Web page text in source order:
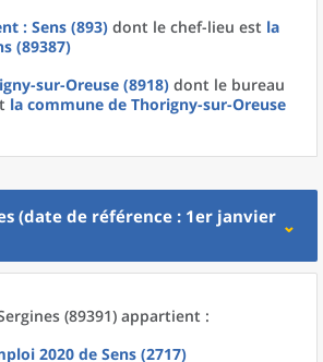
: Sens (893) dont le chef-lieu est la
(89387)
sur-Oreuse (8918) dont le bureau
la commune de Thorigny-sur-Oreuse
(date de référence : 1er janvier
(89391) appartient :
2020 de Sens (2717)